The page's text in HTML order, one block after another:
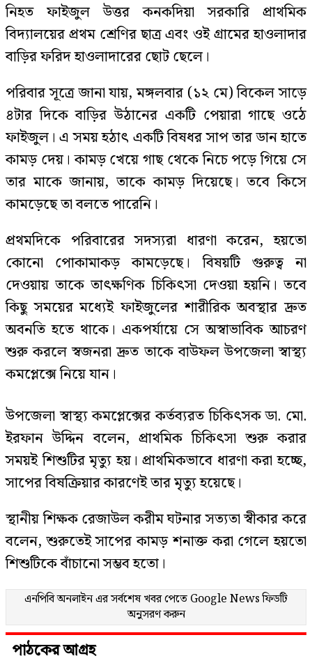
নিহত ফাইজুল উত্তর কনকদিয়া সরকারি প্রাথমিক
বিদ্যালয়ের প্রথম শ্রেণির ছাত্র এবং ওই গ্রামের হাওলাদার
বাড়ির ফরিদ হাওলাদারের ছোট ছেলে।
পরিবার সূত্রে জানা যায়, মঙ্গলবার (১২ মে) বিকেল সাড়ে
৪টার দিকে বাড়ির উঠানের একটি পেয়ারা গাছে ওঠে
ফাইজুল। এ সময় হঠাৎ একটি বিষধর সাপ তার ডান হাতে
কামড় দেয়। কামড় খেয়ে গাছ থেকে নিচে পড়ে গিয়ে সে
তার মাকে জানায়, তাকে কামড় দিয়েছে। তবে কিসে
কামড়েছে তা বলতে পারেনি।
প্রথমদিকে পরিবারের সদস্যরা ধারণা করেন, হয়তো
কোনো পোকামাকড় কামড়েছে। বিষয়টি গুরুত্ব না
দেওয়ায় তাকে তাৎক্ষণিক চিকিৎসা দেওয়া হয়নি। তবে
কিছু সময়ের মধ্যেই ফাইজুলের শারীরিক অবস্থার দ্রুত
অবনতি হতে থাকে। একপর্যায়ে সে অস্বাভাবিক আচরণ
শুরু করলে স্বজনরা দ্রুত তাকে বাউফল উপজেলা স্বাস্থ্য
কমপ্লেক্সে নিয়ে যান।
উপজেলা স্বাস্থ্য কমপ্লেক্সের কর্তব্যরত চিকিৎসক ডা. মো.
ইরফান উদ্দিন বলেন, প্রাথমিক চিকিৎসা শুরু করার
সময়ই শিশুটির মৃত্যু হয়। প্রাথমিকভাবে ধারণা করা হচ্ছে,
সাপের বিষক্রিয়ার কারণেই তার মৃত্যু হয়েছে।
স্থানীয় শিক্ষক রেজাউল করীম ঘটনার সত্যতা স্বীকার করে
বলেন, শুরুতেই সাপের কামড় শনাক্ত করা গেলে হয়তো
শিশুটিকে বাঁচানো সম্ভব হতো।
এনপিবি অনলাইন এর সর্বশেষ খবর পেতে Google Newsফিডটি
অনুসরণ করুন
পাঠকের আগ্রহ